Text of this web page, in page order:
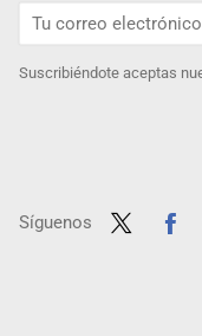
Suscribiéndote aceptas
Síguenos